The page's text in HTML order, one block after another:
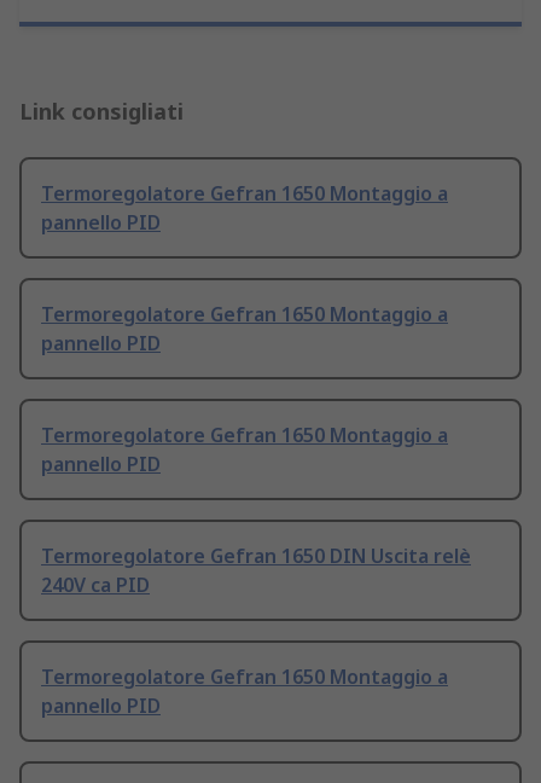
Link consigliati
Termoregolatore Gefran 1650 Montaggio a
pannello PID
Termoregolatore Gefran 1650 Montaggio a
pannello PID
Termoregolatore Gefran 1650 Montaggio a
pannello PID
Termoregolatore Gefran 1650 DIN Uscita relè
240V ca PID
Termoregolatore Gefran 1650 Montaggio a
pannello PID